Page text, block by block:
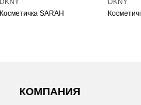
DKNY
Косметичка SARAH
DKNY
КОМПАНИЯ